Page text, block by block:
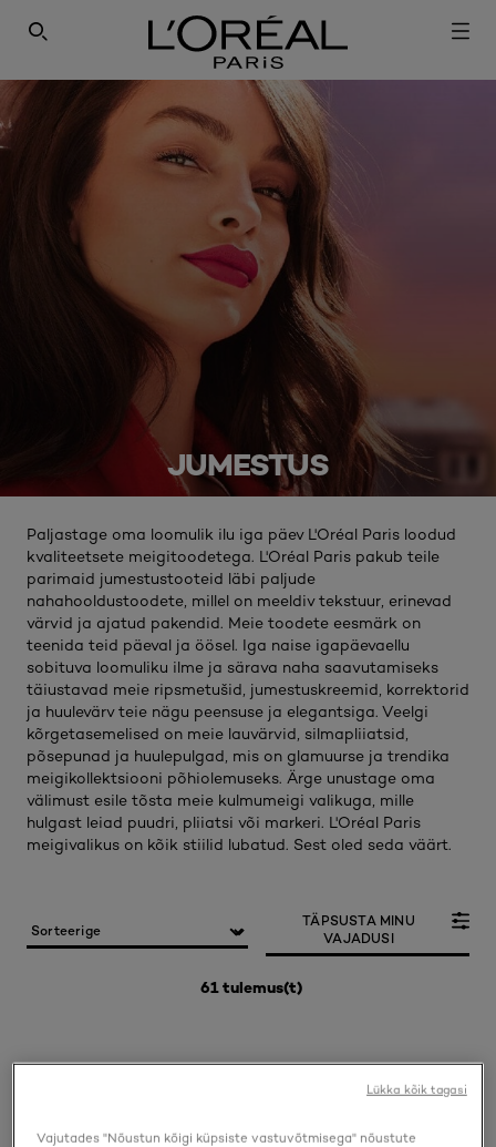
SEARCH THIS SITE
JUMESTUS
Paljastage oma loomulik ilu iga päev L'Oréal Paris loodud
kvaliteetsete meigitoodetega. L'Oréal Paris pakub teile
parimaid jumestustooteid läbi paljude
nahahooldustoodete, millel on meeldiv tekstuur, erinevad
värvid ja ajatud pakendid. Meie toodete eesmärk on
teenida teid päeval ja öösel. Iga naise igapäevaellu
sobituva loomuliku ilme ja särava naha saavutamiseks
täiustavad meie ripsmetušid, jumestuskreemid, korrektorid
ja huulevärv teie nägu peensuse ja elegantsiga. Veelgi
kõrgetasemelised on meie lauvärvid, silmapliiatsid,
põsepunad ja huulepulgad, mis on glamuurse ja trendika
meigikollektsiooni põhiolemuseks. Ärge unustage oma
välimust esile tõsta meie kulmumeigi valikuga, mille
hulgast leiad puudri, pliiatsi või markeri. L'Oréal Paris
meigivalikus on kõik stiilid lubatud. Sest oled seda väärt.
61 tulemus(t)
TÄPSUSTA MINU
VAJADUSI
Vajutades "Nõustun kõigi küpsiste vastuvõtmisega" nõustute
Lükka kõik tagasi